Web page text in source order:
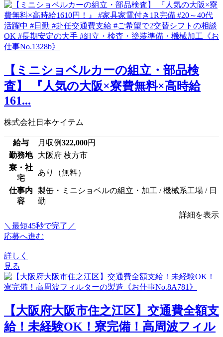
【ミニショベルカーの組立・部品検
査】 『人気の大阪×寮費無料×高時給
161...
株式会社日本ケイテム
給与 月収例322,000円
勤務地
大阪府 枚方市
寮・社
宅
あり（無料）
仕事内
容
製缶・ミニショベルの組立・加工 / 機械系工場 / 日
勤
詳細を表示
＼最短45秒で完了／
応募へ進む
詳しく
見る
【大阪府大阪市住之江区】交通費全額支
給！未経験OK！寮完備！高周波フィル